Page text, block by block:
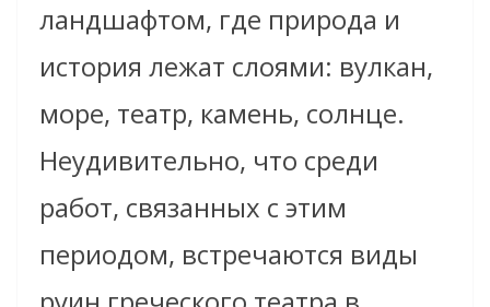
ландшафтом, где природа и
история лежат слоями: вулкан,
море, театр, камень, солнце.
Неудивительно, что среди
работ, связанных с этим
периодом, встречаются виды